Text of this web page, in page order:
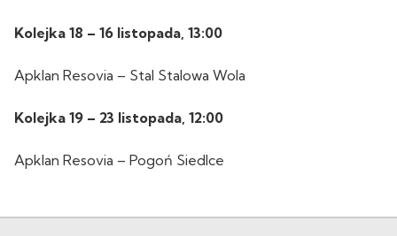
Kolejka 18 – 16 listopada, 13:00
Apklan Resovia – Stal Stalowa Wola
Kolejka 19 – 23 listopada, 12:00
Apklan Resovia – Pogoń Siedlce